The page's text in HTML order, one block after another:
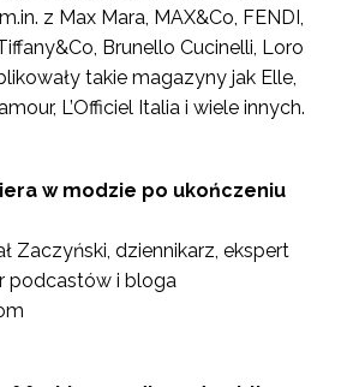
z Max Mara, MAX&Co, FENDI,
Brunello Cucinelli, Loro
takie magazyny jak Elle,
L’Officiel Italia i wiele innych.
w modzie po ukończeniu
Zaczyński, dziennikarz, ekspert
podcastów i bloga